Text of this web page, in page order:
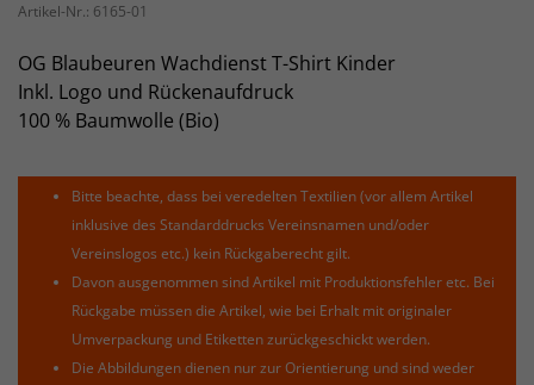
Artikel-Nr.: 6165-01
OG Blaubeuren Wachdienst T-Shirt Kinder
Inkl. Logo und Rückenaufdruck
100 % Baumwolle (Bio)
Bitte beachte, dass bei veredelten Textilien (vor allem Artikel
inklusive des Standarddrucks Vereinsnamen und/oder
Vereinslogos etc.) kein Rückgaberecht gilt.
Davon ausgenommen sind Artikel mit Produktionsfehler etc. Bei
Rückgabe müssen die Artikel, wie bei Erhalt mit originaler
Umverpackung und Etiketten zurückgeschickt werden.
Die Abbildungen dienen nur zur Orientierung und sind weder